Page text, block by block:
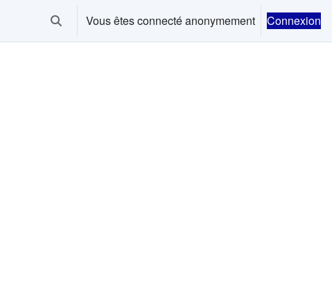
Activer/désactiver la saisie de recherche
Vous êtes connecté anonymement Connexion